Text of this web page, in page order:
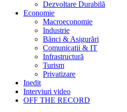
Dezvoltare Durabilă
Economie
Macroeconomie
Industrie
Bănci & Asigurări
Comunicatii & IT
Infrastructură
Turism
Privatizare
Inedit
Interviuri video
OFF THE RECORD